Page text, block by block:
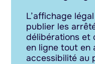
L’affichage
publier les
délibérations et
en ligne tout en
accessibilité au